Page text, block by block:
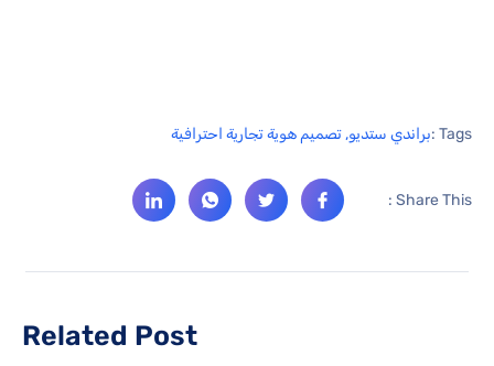
Tags : براندي ستديو, تصميم هوية تجارية احترافية
Share This :
Related Post